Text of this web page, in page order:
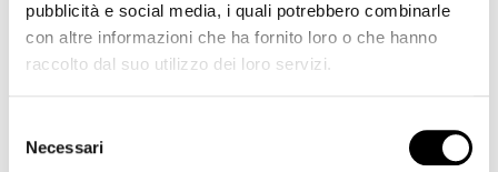
pubblicità e social media, i quali potrebbero combinarle
con altre informazioni che ha fornito loro o che hanno
raccolto dal suo utilizzo dei loro servizi.
delNecessari
Profondità 49cm
Altezza 55cm
Finiture